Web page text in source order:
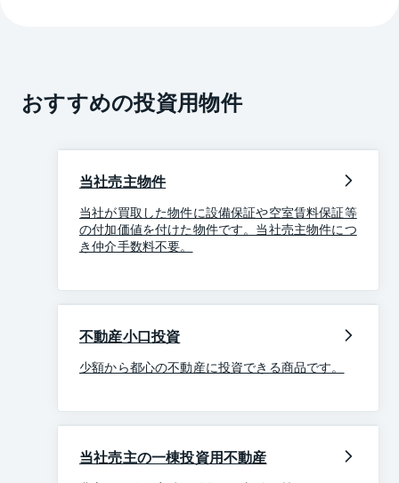
おすすめの投資用物件
当社売主物件
当社が買取した物件に設備保証や空室賃料保証等
の付加価値を付けた物件です。当社売主物件につ
き仲介手数料不要。
不動産小口投資
少額から都心の不動産に投資できる商品です。
当社売主の一棟投資用不動産